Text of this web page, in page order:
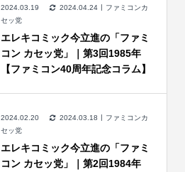
2024.03.19 2024.04.24
ファミコンカ
セッ党
エレキコミック今立進の「ファミ
コン カセッ党」｜第3回1985年
【ファミコン40周年記念コラム】
2024.02.20 2024.03.18
ファミコンカ
セッ党
エレキコミック今立進の「ファミ
コン カセッ党」｜第2回1984年